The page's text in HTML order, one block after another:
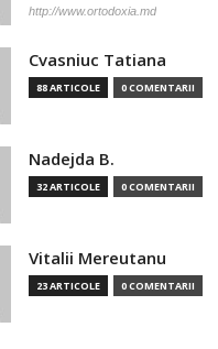
http://www.ortodoxia.md
Cvasniuc Tatiana
88 ARTICOLE 0 COMENTARII
Nadejda B.
32 ARTICOLE 0 COMENTARII
Vitalii Mereutanu
23 ARTICOLE 0 COMENTARII